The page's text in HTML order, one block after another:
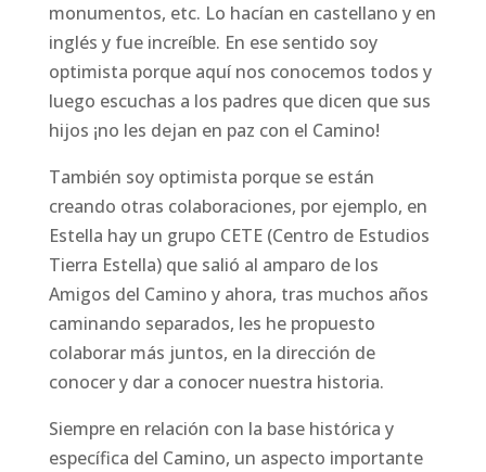
monumentos, etc. Lo hacían en castellano y en
inglés y fue increíble. En ese sentido soy
optimista porque aquí nos conocemos todos y
luego escuchas a los padres que dicen que sus
hijos ¡no les dejan en paz con el Camino!
También soy optimista porque se están
creando otras colaboraciones, por ejemplo, en
Estella hay un grupo CETE (Centro de Estudios
Tierra Estella) que salió al amparo de los
Amigos del Camino y ahora, tras muchos años
caminando separados, les he propuesto
colaborar más juntos, en la dirección de
conocer y dar a conocer nuestra historia.
Siempre en relación con la base histórica y
específica del Camino, un aspecto importante